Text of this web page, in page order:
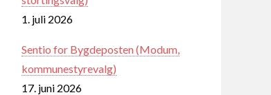
1. juli 2026
Sentio for Bygdeposten (Modum,
kommunestyrevalg)
17. juni 2026